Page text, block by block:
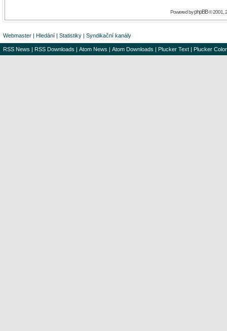
Powered byphpBB© 2001,
Webmaster | Hledání | Statistiky | Syndikační kanály
RSS News | RSS Downloads | Atom News | Atom Downloads | Plucker Text | Plucker Color